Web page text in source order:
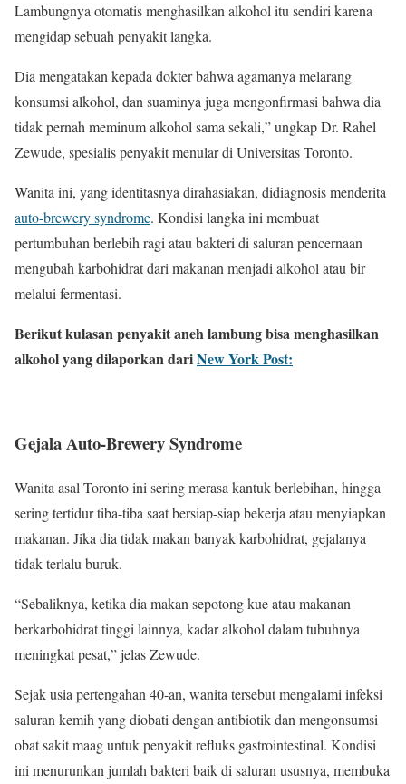
Lambungnya otomatis menghasilkan alkohol itu sendiri karena
mengidap sebuah penyakit langka.
Dia mengatakan kepada dokter bahwa agamanya melarang
konsumsi alkohol, dan suaminya juga mengonfirmasi bahwa dia
tidak pernah meminum alkohol sama sekali,” ungkap Dr. Rahel
Zewude, spesialis penyakit menular di Universitas Toronto.
Wanita ini, yang identitasnya dirahasiakan, didiagnosis menderita
auto-brewery syndrome. Kondisi langka ini membuat
pertumbuhan berlebih ragi atau bakteri di saluran pencernaan
mengubah karbohidrat dari makanan menjadi alkohol atau bir
melalui fermentasi.
Berikut kulasan penyakit aneh lambung bisa menghasilkan
alkohol yang dilaporkan dariNew York Post:
Gejala Auto-Brewery Syndrome
Wanita asal Toronto ini sering merasa kantuk berlebihan, hingga
sering tertidur tiba-tiba saat bersiap-siap bekerja atau menyiapkan
makanan. Jika dia tidak makan banyak karbohidrat, gejalanya
tidak terlalu buruk.
“Sebaliknya, ketika dia makan sepotong kue atau makanan
berkarbohidrat tinggi lainnya, kadar alkohol dalam tubuhnya
meningkat pesat,” jelas Zewude.
Sejak usia pertengahan 40-an, wanita tersebut mengalami infeksi
saluran kemih yang diobati dengan antibiotik dan mengonsumsi
obat sakit maag untuk penyakit refluks gastrointestinal. Kondisi
ini menurunkan jumlah bakteri baik di saluran ususnya, membuka